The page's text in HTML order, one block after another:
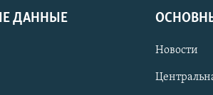
ДАННЫЕ
Новости